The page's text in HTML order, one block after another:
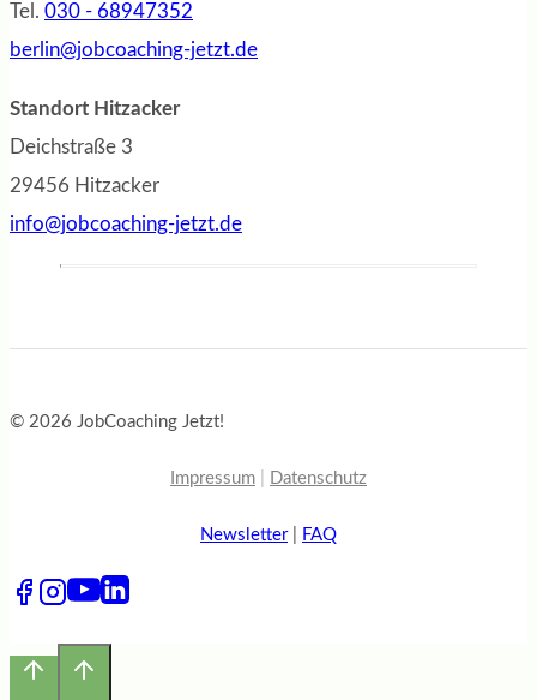
Tel. 030 - 68947352
berlin@jobcoaching-jetzt.de
Standort Hitzacker
Deichstraße 3
29456 Hitzacker
info@jobcoaching-jetzt.de
© 2026 JobCoaching Jetzt!
Impressum Datenschutz
Newsletter| FAQ